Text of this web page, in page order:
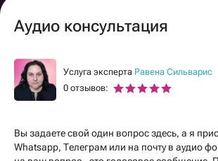
Аудио консультация
Услуга эксперта Равена Сильварис
0 отзывов:
Вы задаете свой один вопрос здесь, а я
Whatsapp, Телеграм или на почту в аудио